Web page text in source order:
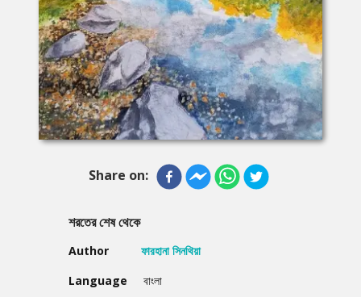
Share on:
শরতের শেষ থেকে
Author
ফারহানা সিনথিয়া
Language
বাংলা